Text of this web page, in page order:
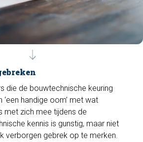
die de bouwtechnische keuring
‘een handige oom’ met wat
met zich mee tijdens de
kennis is gunstig, maar niet
verborgen gebrek op te merken.